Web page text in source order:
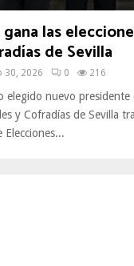
las
de Sevilla
30, 2026 0 216
elegido nuevo presidente
y Cofradías de Sevilla
Elecciones...